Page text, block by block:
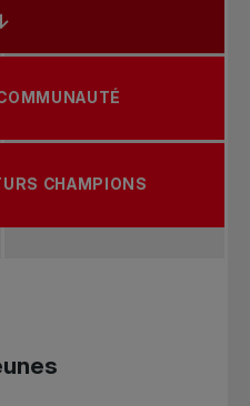
CHAMPIONS